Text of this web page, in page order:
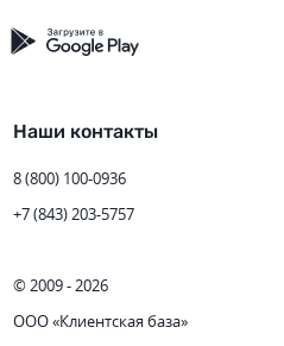
Наши контакты
8 (800) 100-0936
+7 (843) 203-5757
© 2009 - 2026
ООО «Клиентская база»